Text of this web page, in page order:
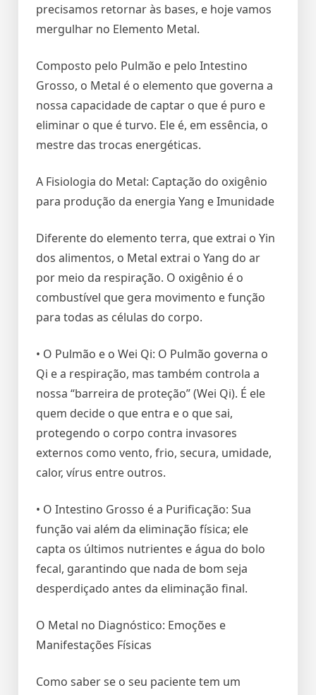
precisamos retornar às bases, e hoje vamos
mergulhar no Elemento Metal.
Composto pelo Pulmão e pelo Intestino
Grosso, o Metal é o elemento que governa a
nossa capacidade de captar o que é puro e
eliminar o que é turvo. Ele é, em essência, o
mestre das trocas energéticas.
A Fisiologia do Metal: Captação do oxigênio
para produção da energia Yang e Imunidade
Diferente do elemento terra, que extrai o Yin
dos alimentos, o Metal extrai o Yang do ar
por meio da respiração. O oxigênio é o
combustível que gera movimento e função
para todas as células do corpo.
• O Pulmão e o Wei Qi: O Pulmão governa o
Qi e a respiração, mas também controla a
nossa “barreira de proteção” (Wei Qi). É ele
quem decide o que entra e o que sai,
protegendo o corpo contra invasores
externos como vento, frio, secura, umidade,
calor, vírus entre outros.
• O Intestino Grosso é a Purificação: Sua
função vai além da eliminação física; ele
capta os últimos nutrientes e água do bolo
fecal, garantindo que nada de bom seja
desperdiçado antes da eliminação final.
O Metal no Diagnóstico: Emoções e
Manifestações Físicas
Como saber se o seu paciente tem um